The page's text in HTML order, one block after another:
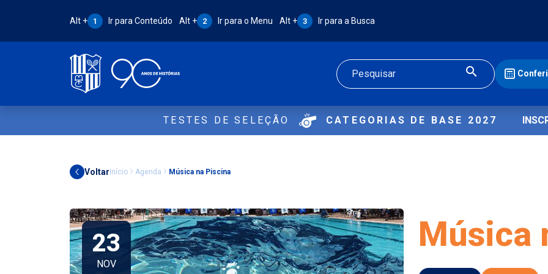
Atalho Alt + 1:
Alt + 1 Ir para Conteúdo Atalho Alt + 2:
Alt + 2 Ir para o Menu Atalho Alt + 3:
Alt + 3 Ir para a Busca
Buscar
TESTES DE SELEÇÃO CATEGORIAS DE BASE 2027
Voltar Início Agenda Música na Piscina
23
NOV
Música